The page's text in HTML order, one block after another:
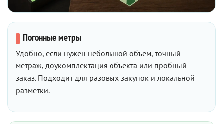
Погонные метры
Удобно, если нужен небольшой объем, точный
метраж, доукомплектация объекта или пробный
заказ. Подходит для разовых закупок и локальной
разметки.